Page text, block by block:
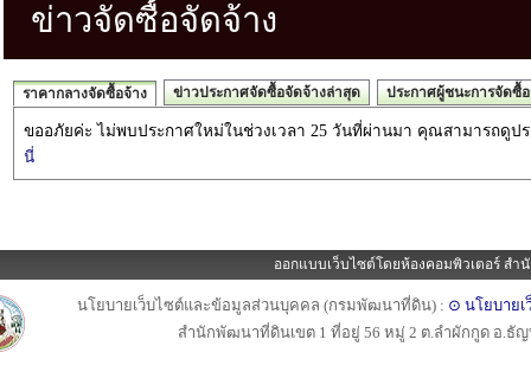
Menu
ข่าวจัดซื้อจัดจ้าง
ออกแบบเว็บไซต์โดยห้องคอมพิวเตอร์ ส
นโยบายเว็บไซต์และข้อมูลส่วนบุคคล (กรมพัฒนาที่ดิน) : ⊙ นโยบายเ
สำนักพัฒนาที่ดินเขต 1 ที่อยู่ 56 หมู่ 2 ต.ลำผักกูด อ.ธั